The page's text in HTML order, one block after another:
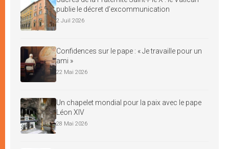
publie le décret d’excommunication
2 Juil 2026
Confidences sur le pape : « Je travaille pour un
ami »
22 Mai 2026
Un chapelet mondial pour la paix avec le pape
Léon XIV
28 Mai 2026